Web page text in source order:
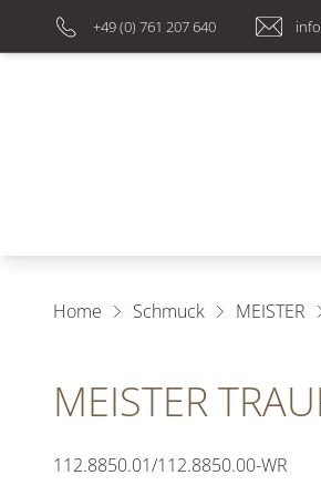
+49 (0) 761 207 640
Home Schmuck MEISTER
MEISTER
112.8850.01/112.8850.00-WR